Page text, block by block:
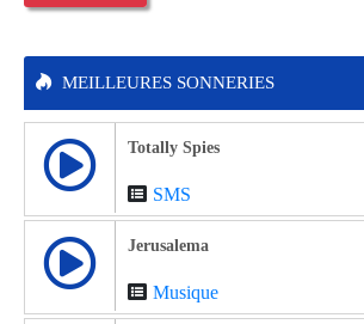
MEILLEURES SONNERIES
Totally Spies
SMS
Jerusalema
Musique